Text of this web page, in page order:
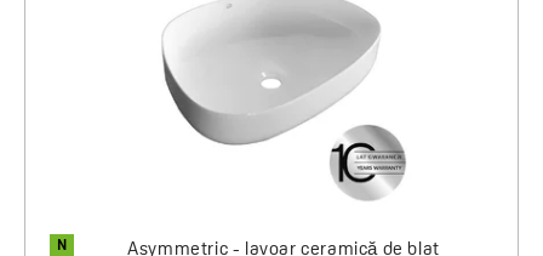
N Asymmetric - lavoar ceramică de blat